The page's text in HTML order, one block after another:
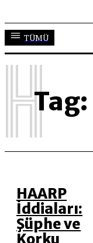
TÜMÜ
Tag:
H
HAARP
İddiaları:
Şüphe ve
Korku